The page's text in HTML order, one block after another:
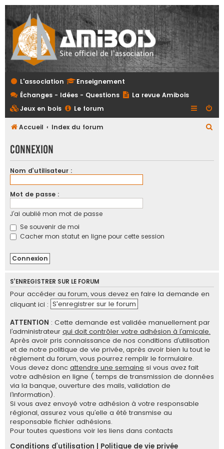
L'association
Enseignement
Échanges - Idées - Questions
La revue Amibois
Jeux en bois
Le forum
Accueil Index du forum
Connexion
Nom d’utilisateur :
Mot de passe :
J’ai oublié mon mot de passe
Se souvenir de moi
Cacher mon statut en ligne pour cette session
S’ENREGISTRER SUR LE FORUM
Pour accéder au forum, vous devez en faire la demande en
cliquant ici : S'enregistrer sur le forum
ATTENTION : Cette demande est validée manuellement par
l’administrateur qui doit contrôler votre adhésion à l’amicale.
Après avoir pris connaissance de nos conditions d’utilisation
et de notre politique de vie privée, après avoir bien lu tout le
règlement du forum, vous pourrez remplir le formulaire.
Vous devez donc attendre une semaine si vous avez fait
votre adhésion en ligne ( temps de transmission de données
via la banque, ouverture des mails, validation de
l’information).
Si vous avez envoyé votre adhésion à votre responsable
régional, assurez vous qu’elle a été transmise au
responsable fichier adhésions.
Pour toutes questions voir les liens dans contacts
Conditions d’utilisation
Politique de vie privée